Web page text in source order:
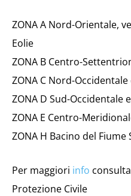
ZONA A Nord-Orientale,
Eolie
ZONA B Centro-
ZONA C Nord-
ZONA D Sud-Occidentale
ZONA E Centro-
ZONA H Bacino del Fiume
Per maggiori info
Protezione Civile